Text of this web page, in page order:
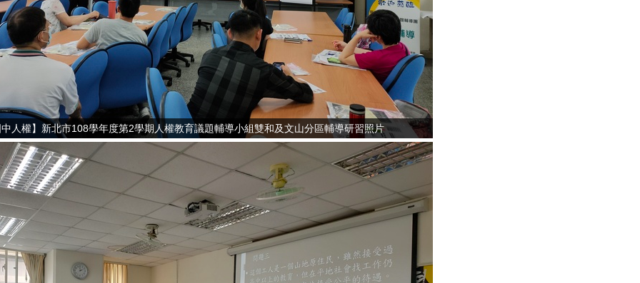
人權】新北市108學年度第2學期人權教育議題輔導小組雙和及文山分區輔導研習照片